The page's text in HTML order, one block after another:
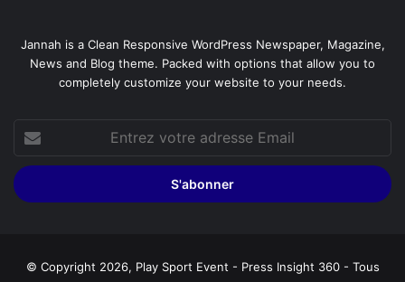
Jannah is a Clean Responsive WordPress Newspaper, Magazine,
News and Blog theme. Packed with options that allow you to
completely customize your website to your needs.
votre
adresse
Email
© Copyright 2026, Play Sport Event - Press Insight 360 - Tous